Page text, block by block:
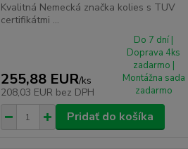
Kvalitná Nemecká značka kolies s TUV
certifikátmi ...
255,88 EUR/ks
208,03 EUR bez DPH
Do 7 dní |
Doprava 4ks
zadarmo |
Montážna sada
zadarmo
Pridať do košíka